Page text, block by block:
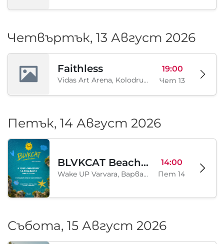
Четвъртък, 13 Август 2026
Faithless
Vidas Art Arena, Kolodrum, Borisova gradina, София, BG
19:00
Чет 13
Петък, 14 Август 2026
BLVKCAT Beach Festival 2026, Wake up Varvara
Wake UP Varvara, Варвара, BG
14:00
Пет 14
Събота, 15 Август 2026